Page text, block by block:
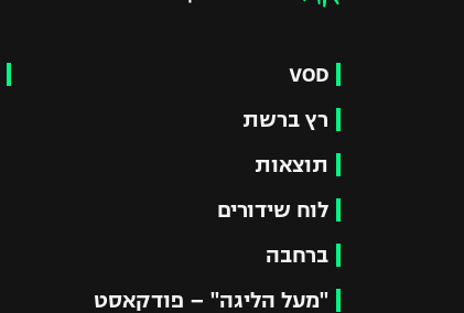
VOD
רץ ברשת
תוצאות
לוח שידורים
ברחבה
"מעל הליגה" – פודקאסט